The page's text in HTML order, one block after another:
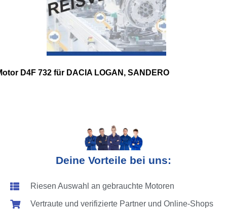
D4F 732 für DACIA LOGAN, SANDERO
Deine Vorteile bei uns:
Riesen Auswahl an gebrauchte Motoren
Vertraute und verifizierte Partner und Online-Shops